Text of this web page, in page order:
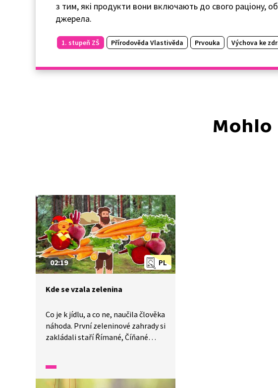
з тим, які продукти вони включають до свого раціонy,
джерела.
1. stupeň ZŠ Přírodověda Vlastivěda Prvouka Výchova ke
Mohlo
PL
02:19
Kde se vzala zelenina
Co je k jídlu, a co ne, naučila člověka
náhoda. První zeleninové zahrady si
zakládali staří Římané, Číňané
na světě roste přes tisíc druhů
zeleniny. Ale jen z některých z nich